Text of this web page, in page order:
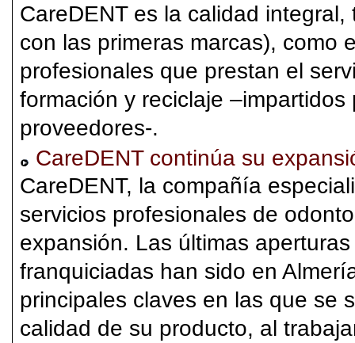
CareDENT es la calidad
con las primeras marcas), como
profesionales que prestan el
formación y reciclaje
proveedores-.
CareDENT continúa su
CareDENT, la compañía
servicios profesionales de
expansión. Las últimas
franquiciadas han sido en
principales claves en las que se
calidad de su producto, al